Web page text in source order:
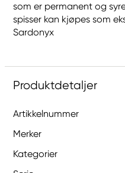
som er permanent og
spisser kan kjøpes som
Sardonyx
Produktdetaljer
Artikkelnummer
Merker
Kategorier